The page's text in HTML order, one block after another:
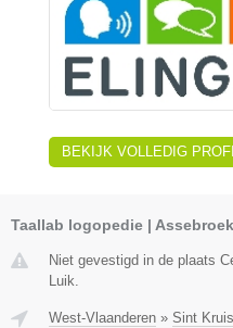
BEKIJK VOLLEDIG
Taallab logopedie |
Niet gevestigd in de plaats
Luik.
West-Vlaanderen » Sint Kruis